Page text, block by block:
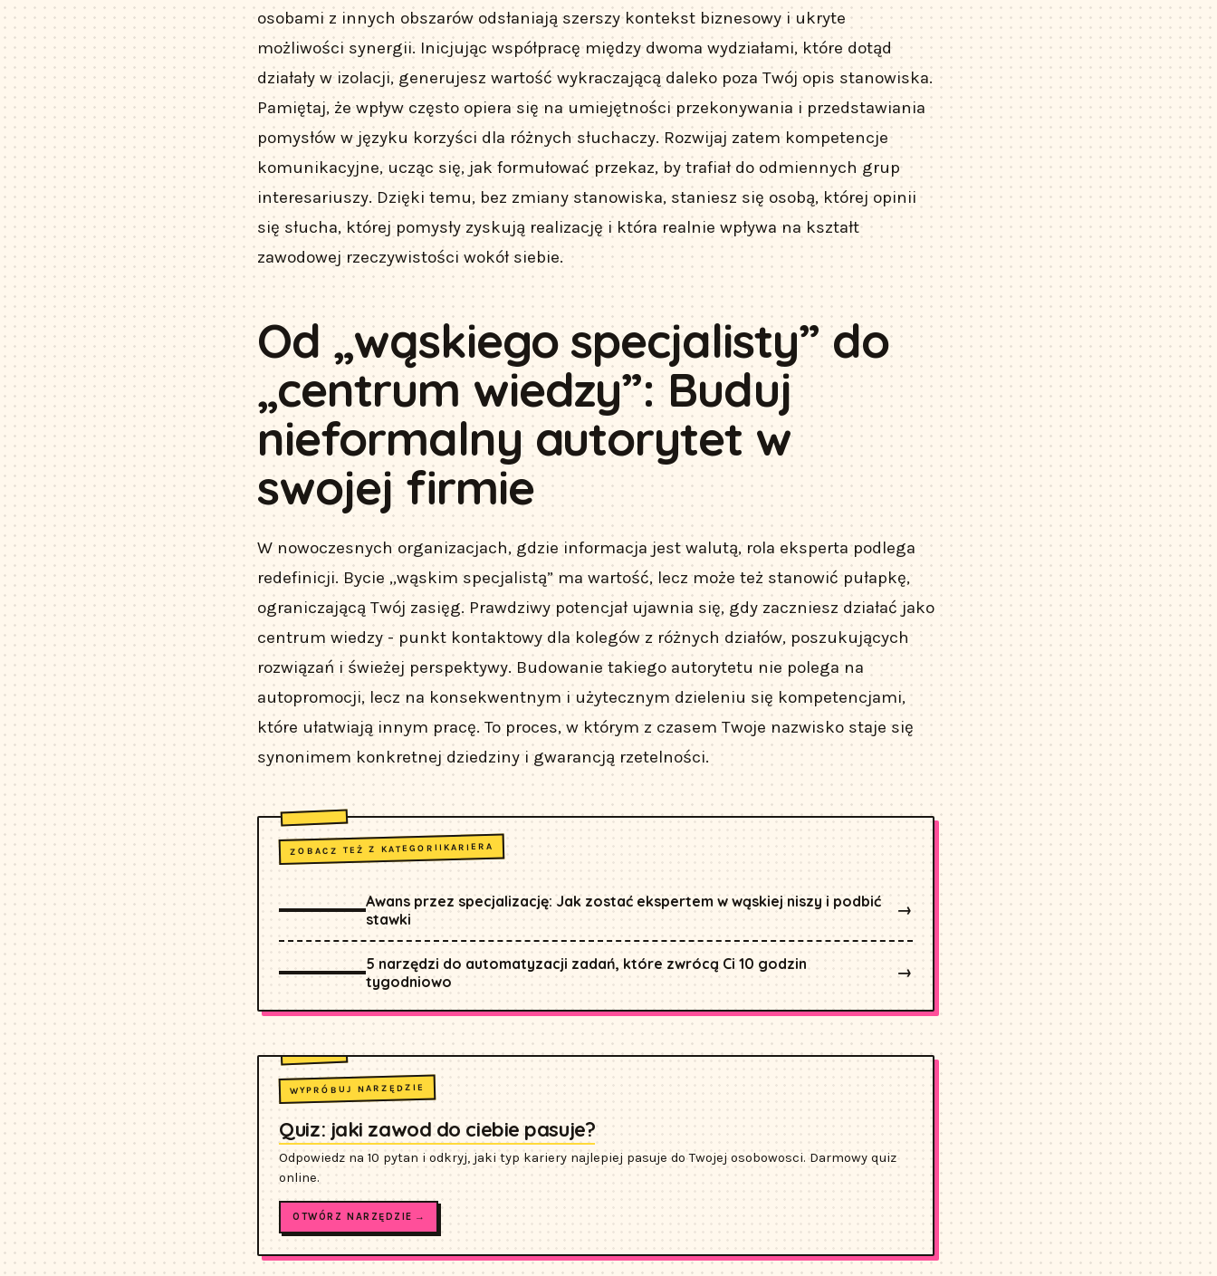
osobami z innych obszarów odsłaniają szerszy kontekst biznesowy i ukryte
możliwości synergii. Inicjując współpracę między dwoma wydziałami, które dotąd
działały w izolacji, generujesz wartość wykraczającą daleko poza Twój opis stanowiska.
Pamiętaj, że wpływ często opiera się na umiejętności przekonywania i przedstawiania
pomysłów w języku korzyści dla różnych słuchaczy. Rozwijaj zatem kompetencje
komunikacyjne, ucząc się, jak formułować przekaz, by trafiał do odmiennych grup
interesariuszy. Dzięki temu, bez zmiany stanowiska, staniesz się osobą, której opinii
się słucha, której pomysły zyskują realizację i która realnie wpływa na kształt
zawodowej rzeczywistości wokół siebie.
Od „wąskiego specjalisty” do
„centrum wiedzy”: Buduj
nieformalny autorytet w
swojej firmie
W nowoczesnych organizacjach, gdzie informacja jest walutą, rola eksperta podlega
redefinicji. Bycie „wąskim specjalistą” ma wartość, lecz może też stanowić pułapkę,
ograniczającą Twój zasięg. Prawdziwy potencjał ujawnia się, gdy zaczniesz działać jako
centrum wiedzy - punkt kontaktowy dla kolegów z różnych działów, poszukujących
rozwiązań i świeżej perspektywy. Budowanie takiego autorytetu nie polega na
autopromocji, lecz na konsekwentnym i użytecznym dzieleniu się kompetencjami,
które ułatwiają innym pracę. To proces, w którym z czasem Twoje nazwisko staje się
synonimem konkretnej dziedziny i gwarancją rzetelności.
ZOBACZ TEŻ Z KATEGORIIKARIERA
Awans przez specjalizację: Jak zostać ekspertem w wąskiej niszy i podbić
stawki
→
5 narzędzi do automatyzacji zadań, które zwrócą Ci 10 godzin
tygodniowo
→
WYPRÓBUJ NARZĘDZIE
Quiz: jaki zawod do ciebie pasuje?
Odpowiedz na 10 pytan i odkryj, jaki typ kariery najlepiej pasuje do Twojej osobowosci. Darmowy quiz
online.
OTWÓRZ NARZĘDZIE →